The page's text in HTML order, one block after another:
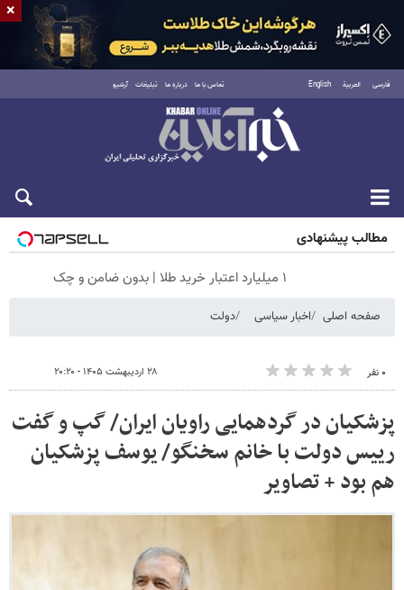
فارسی العربية English تماس با ما درباره ما تبلیغات آرشیو
شنبه ۱۷ مرداد ۱۴۰۵
مطالب پیشنهادی
۱ میلیارد اعتبار خرید طلا | بدون ضامن و چک
صفحه اصلی اخبار سیاسی دولت
۰ نفر ۲۸ اردیبهشت ۱۴۰۵ - ۲۰:۲۰
پزشکیان در گردهمایی راویان ایران/ گپ و گفت
رییس دولت با خانم سخنگو/ یوسف پزشکیان
هم بود + تصاویر
×